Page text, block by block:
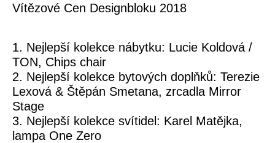
Vítězové Cen Designbloku 2018
1. Nejlepší kolekce nábytku: Lucie Koldová /
TON, Chips chair
2. Nejlepší kolekce bytových doplňků: Terezie
Lexová & Štěpán Smetana, zrcadla Mirror
Stage
3. Nejlepší kolekce svítidel: Karel Matějka,
lampa One Zero